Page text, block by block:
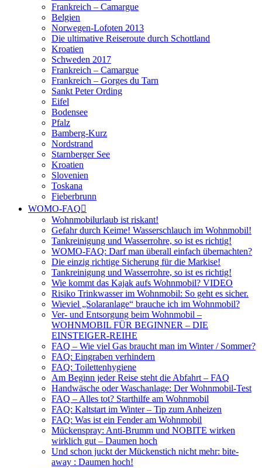
Frankreich – Camargue
Belgien
Norwegen-Lofoten 2013
Die ultimative Reiseroute durch Schottland
Kroatien
Schweden 2017
Frankreich – Camargue
Frankreich – Gorges du Tarn
Sankt Peter Ording
Eifel
Bodensee
Pfalz
Bamberg-Kurz
Nordstrand
Starnberger See
Kroatien
Slovenien
Toskana
Fieberbrunn
WOMO-FAQ
Wohnmobilurlaub ist riskant!
Gefahr durch Keime! Wasserschlauch im Wohnmobil!
Tankreinigung und Wasserrohre, so ist es richtig!
WOMO-FAQ: Darf man überall einfach übernachten?
Die einzig richtige Sicherung für die Markise!
Tankreinigung und Wasserrohre, so ist es richtig!
Wie kommt das Kajak aufs Wohnmobil? VIDEO
Risiko Trinkwasser im Wohnmobil: So geht es sicher.
Wieviel „Solaranlage“ brauche ich im Wohnmobil?
Ver- und Entsorgung beim Wohnmobil –
WOHNMOBIL FÜR BEGINNER – DIE
EINSTEIGER-REIHE
FAQ – Wie viel Gas braucht man im Winter / Sommer?
FAQ: Eingraben verhindern
FAQ: Toilettenhygiene
Am Beginn jeder Reise steht die Abfahrt – FAQ
Handwäsche oder Waschanlage: Der Wohnmobil-Test
FAQ – Alles tot? Starthilfe am Wohnmobil
FAQ: Kaltstart im Winter – Tip zum Anheizen
FAQ: Was ist ein Fender am Wohnmobil
Mückenspray: Anti-Brumm und NOBITE wirken
wirklich gut – Daumen hoch
Und schon juckt der Mückenstich nicht mehr: bite-
away : Daumen hoch!